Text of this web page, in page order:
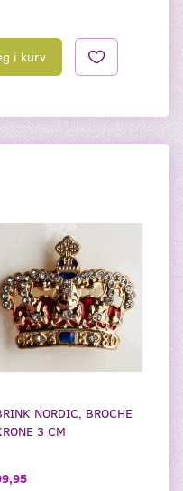
i kurv
NORDIC, BROCHE
3 CM